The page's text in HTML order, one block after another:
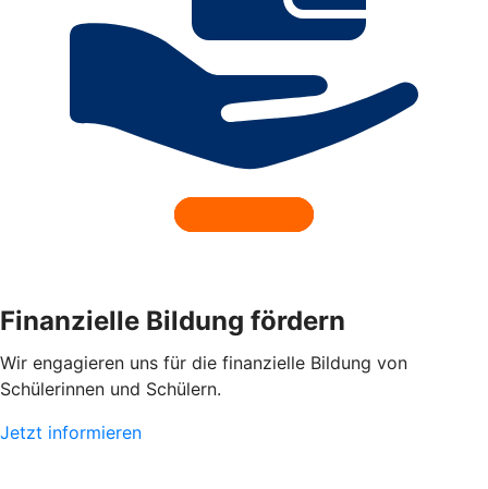
Finanzielle Bildung fördern
Wir engagieren uns für die finanzielle Bildung von
Schülerinnen und Schülern.
Jetzt informieren